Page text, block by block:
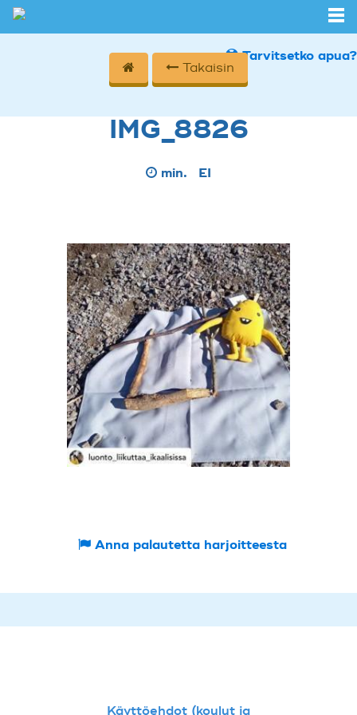
Tarvitsetko apua?
Takaisin
IMG_8826
min. EI
Anna palautetta harjoitteesta
Käyttöehdot (koulut ja